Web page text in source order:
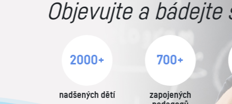
2
česká zahraniční
centra